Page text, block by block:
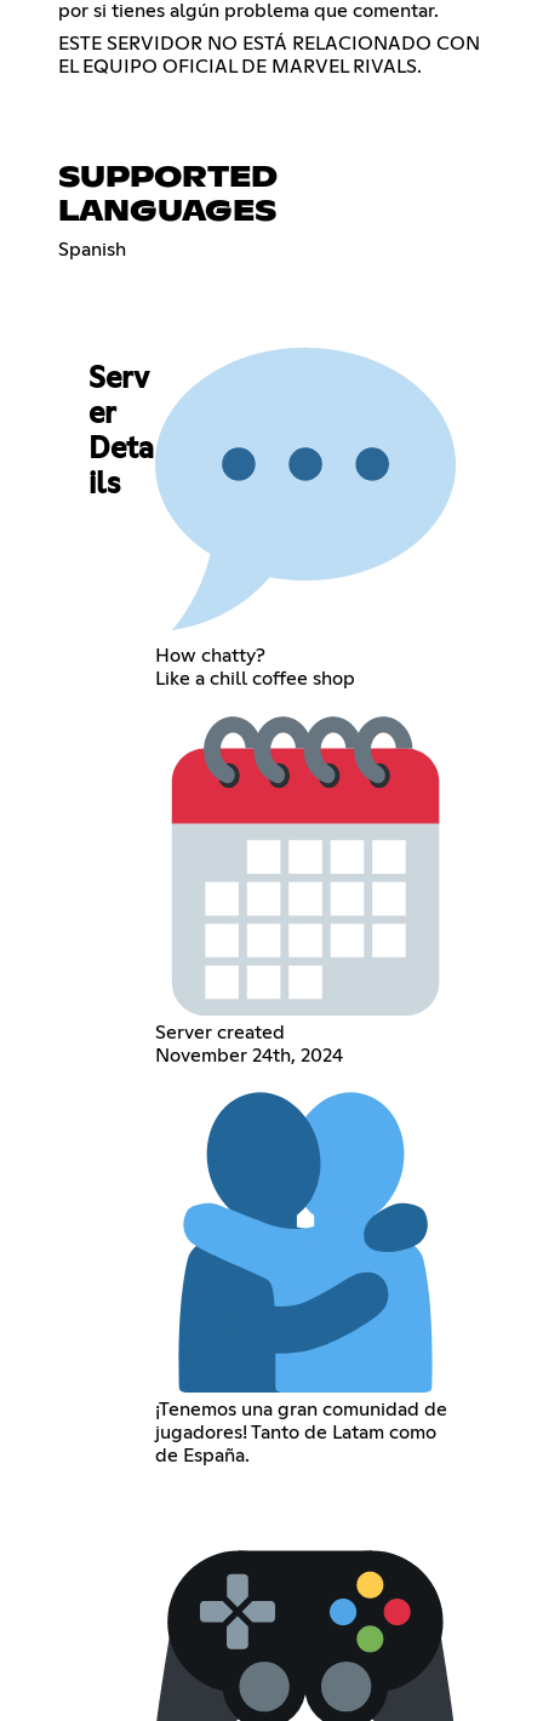
por si tienes algún problema que comentar.
ESTE SERVIDOR NO ESTÁ RELACIONADO CON
EL EQUIPO OFICIAL DE MARVEL RIVALS.
SUPPORTED
LANGUAGES
Spanish
Serv
er
Deta
ils
How chatty?
Like a chill coffee shop
Server created
November 24th, 2024
¡Tenemos una gran comunidad de
jugadores! Tanto de Latam como
de España.